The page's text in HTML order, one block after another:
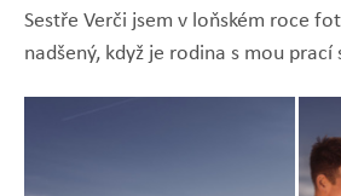
Sestře Verči jsem v loňském roce
nadšený, když je rodina s mou